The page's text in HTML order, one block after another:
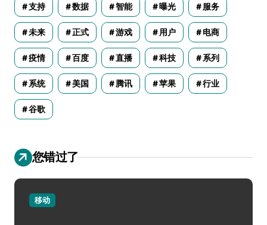
支持 数据 智能 曝光 服务
未来 正式 游戏 用户 电商
疫情 百度 直播 科技 系列
系统 美国 腾讯 苹果 行业
谷歌
您错过了
移动